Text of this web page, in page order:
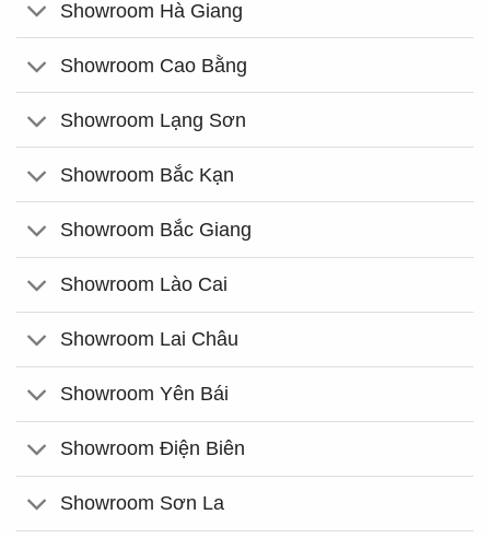
Showroom Hà Giang
Showroom Cao Bằng
Showroom Lạng Sơn
Showroom Bắc Kạn
Showroom Bắc Giang
Showroom Lào Cai
Showroom Lai Châu
Showroom Yên Bái
Showroom Điện Biên
Showroom Sơn La